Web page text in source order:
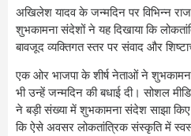
अखिलेश यादव के जन्मदिन पर विभिन्न
शुभकामना संदेशों ने यह दिखाया कि
बावजूद व्यक्तिगत स्तर पर संवाद और
एक ओर भाजपा के शीर्ष नेताओं ने
भी उन्हें जन्मदिन की बधाई दी। सोशल
ने बड़ी संख्या में शुभकामना संदेश साझा
कि ऐसे अवसर लोकतांत्रिक संस्कृति में